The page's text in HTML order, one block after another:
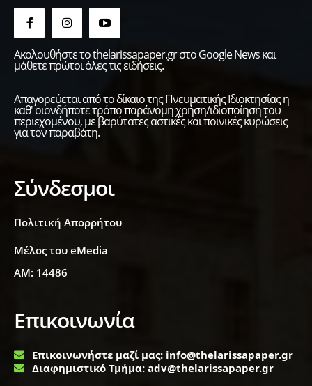
Ακολουθήστε το thelarissapaper.gr στο Google News και
μάθετε πρώτοι όλες τις ειδήσεις.
Απαγορεύεται από το δίκαιο της Πνευματικής Ιδιοκτησίας η
καθ' οιονδήποτε τρόπο παράνομη χρήση/ιδιοποίηση του
περιεχομένου, με βαρύτατες αστικές και ποινικές κυρώσεις
για τον παραβάτη.
Σύνδεσμοι
Πολιτική Απορρήτου
Μέλος του eMedia
ΑΜ: 14486
Επικοινωνία
Επικοινωνήστε μαζί μας: info@thelarissapaper.gr
Διαφημιστικό Τμήμα: adv@thelarissapaper.gr